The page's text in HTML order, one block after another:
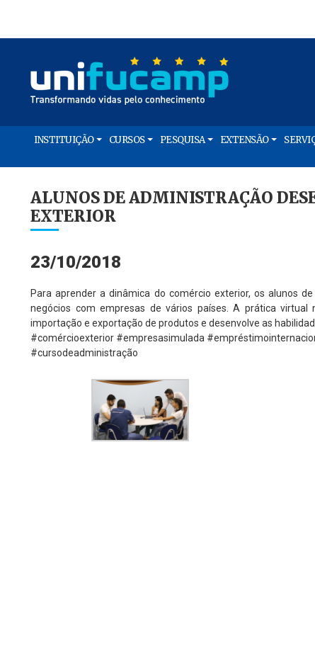
INSTITUIÇÃO CURSOS PESQUISA EXTENSÃO
ALUNOS DE ADMINISTRAÇÃO
EXTERIOR
23/10/2018
Para aprender a dinâmica do comércio exterior, os alunos
negócios com empresas de vários países. A prática virtual
importação e exportação de produtos e desenvolve as
#comércioexterior #empresasimulada
#cursodeadministração